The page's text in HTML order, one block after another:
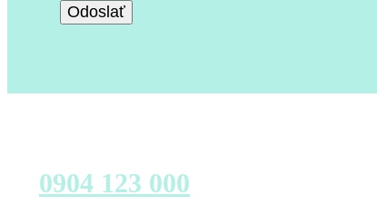
0904 123 000